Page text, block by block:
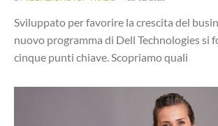
Sviluppato per favorire la crescita del
nuovo programma di Dell Technologies si
cinque punti chiave. Scopriamo quali